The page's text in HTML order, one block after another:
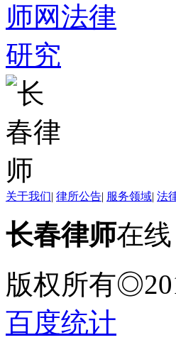
关于我们| 律所公告| 服务领域| 法
长春律师在
版权所有
百度统计